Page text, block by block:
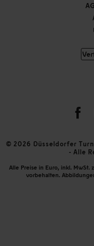
© 2026 Düsseldorfer
- Alle
Alle Preise in Euro, inkl. MwSt.
vorbehalten.